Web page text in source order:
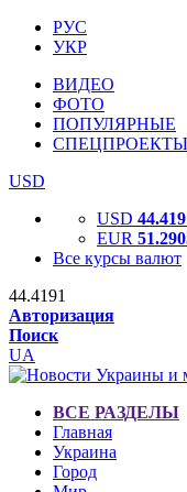
РУС
УКР
ВИДЕО
ФОТО
ПОПУЛЯРНЫЕ
СПЕЦПРОЕКТЫ
USD
USD
EUR
Все курсы валют
44.4191
Авторизация
Поиск
UA
ВСЕ РАЗДЕЛЫ
Главная
Украина
Город